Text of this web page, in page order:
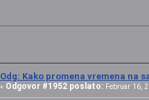
Odg: Kako promena vremena na
« Odgovor #1952 poslato: Februar 16,